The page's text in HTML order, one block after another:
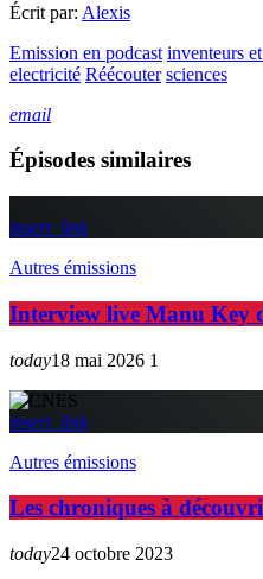
Écrit par: Alexis
Emission en podcast inventeurs
electricité Réécouter sciences
email
Épisodes similaires
insert_link
Autres émissions
Interview live Manu Key
today18 mai 2026 1
insert_link
Autres émissions
Les chroniques à
today24 octobre 2023